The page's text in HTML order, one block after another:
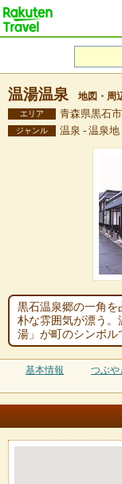
温湯温泉 地図・周
エリア 青森県黒石市
ジャンル 温泉 - 温泉地
黒石温泉郷の一角を
朴な雰囲気が漂う。
湯」が町のシンボル
基本情報 つぶや